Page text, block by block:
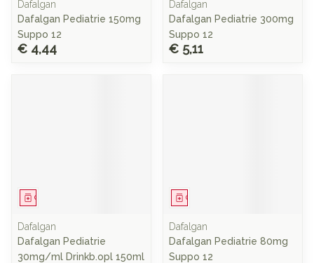
Dafalgan
Dafalgan Pediatrie 150mg
Suppo 12
€ 4,44
Dafalgan
Dafalgan Pediatrie 300mg
Suppo 12
€ 5,11
Geneesmiddel
Dafalgan
Dafalgan Pediatrie
30mg/ml Drinkb.opl 150ml
Geneesmiddel
Dafalgan
Dafalgan Pediatrie 80mg
Suppo 12